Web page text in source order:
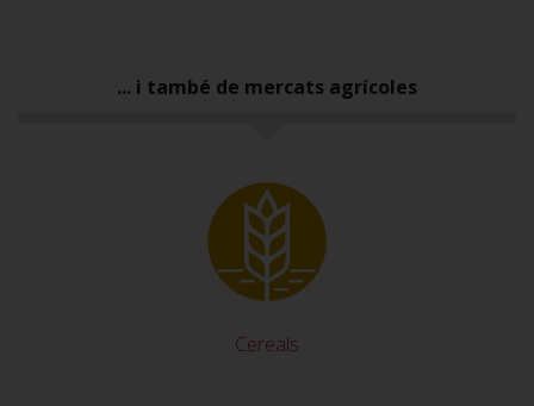
... i també de mercats agrícoles
Cereals